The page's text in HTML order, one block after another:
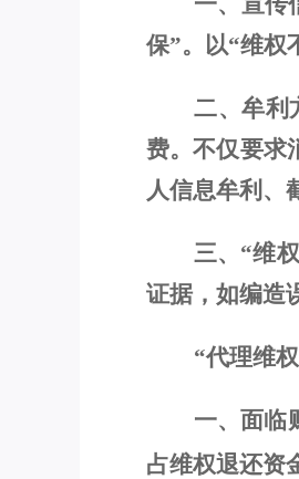
保”。以“维权
二、牟利
费。不仅要求
人信息牟利、
三、 “维
证据，如编造
“代理维
一、面临
占维权退还资